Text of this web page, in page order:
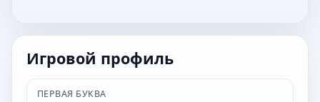
Игровой профиль
ПЕРВАЯ БУКВА